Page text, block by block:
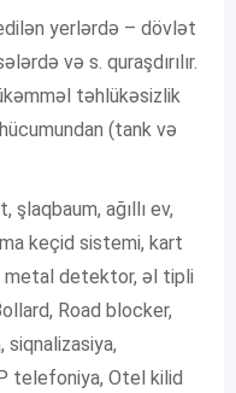
yerlərdə – dövlət
və s. quraşdırılır.
təhlükəsizlik
(tank və
şlaqbaum, ağıllı ev,
keçid sistemi, kart
metal detektor, əl tipli
Road blocker,
telefoniya, Otel kilid